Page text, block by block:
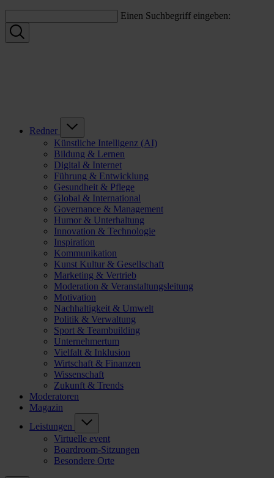
Einen Suchbegriff eingeben:
Redner
Künstliche Intelligenz (AI)
Bildung & Lernen
Digital & Internet
Führung & Entwicklung
Gesundheit & Pflege
Global & International
Governance & Management
Humor & Unterhaltung
Innovation & Technologie
Inspiration
Kommunikation
Kunst Kultur & Gesellschaft
Marketing & Vertrieb
Moderation & Veranstaltungsleitung
Motivation
Nachhaltigkeit & Umwelt
Politik & Verwaltung
Sport & Teambuilding
Unternehmertum
Vielfalt & Inklusion
Wirtschaft & Finanzen
Wissenschaft
Zukunft & Trends
Moderatoren
Magazin
Leistungen
Virtuelle event
Boardroom-Sitzungen
Besondere Orte